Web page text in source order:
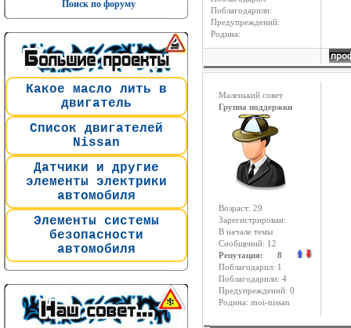
Поиск по форуму
Какое масло лить в
двигатель
Список двигателей
Nissan
Датчики и другие
элементы электрики
автомобиля
Элементы системы
безопасности
автомобиля
Поблагодарили:
Предупреждений:
Родина:
Маленький совет
Группа поддержки
Возраст: 29
Зарегистрирован:
В начале темы
Сообщений: 12
Репутация: 8
Поблагодарил: 1
Поблагодарили: 4
Предупреждений: 0
Родина: moi-nissan